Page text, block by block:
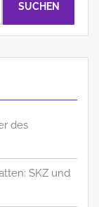
des
SKZ und